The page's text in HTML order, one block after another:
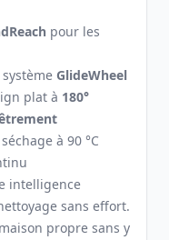
pour les
GlideWheel
plat à 180°
à 90 °C
intelligence
sans effort.
propre sans y